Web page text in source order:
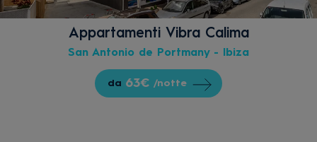
Appartamenti Vibra Calima
San Antonio de Portmany - Ibiza
da 63€ /notte